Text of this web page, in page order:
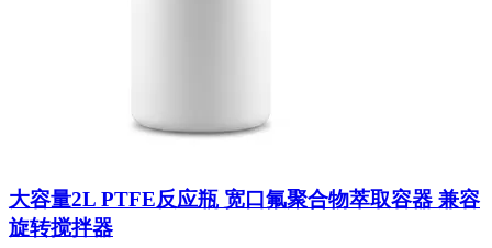
大容量2L PTFE反应瓶 宽口氟聚合物萃取容器 兼容
旋转搅拌器